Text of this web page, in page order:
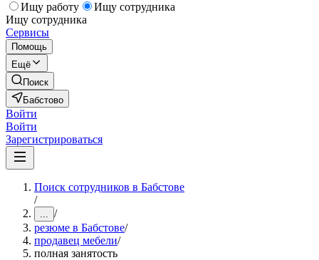
Ищу работу
Ищу сотрудника
Ищу сотрудника
Сервисы
Помощь
Ещё
Поиск
Бабстово
Войти
Войти
Зарегистрироваться
Поиск сотрудников в Бабстове
/
... /
резюме в Бабстове/
продавец мебели/
полная занятость